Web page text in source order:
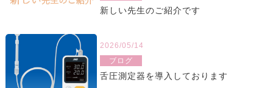
新しい先生のご紹介です
2026/05/14
ブログ
舌圧測定器を導入しております